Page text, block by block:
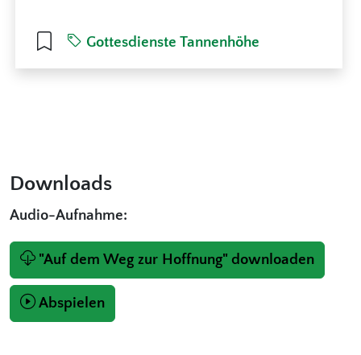
Gottesdienste Tannenhöhe
Downloads
Audio-Aufnahme:
"Auf dem Weg zur Hoffnung" downloaden
Abspielen